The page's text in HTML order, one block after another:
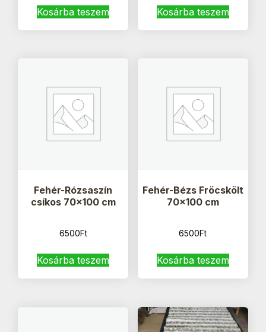
Kosárba teszem Kosárba teszem
Fehér-Rózsaszín
csíkos 70×100 cm
6500Ft
Kosárba teszem
Fehér-Bézs Fröcskölt
70×100 cm
6500Ft
Kosárba teszem